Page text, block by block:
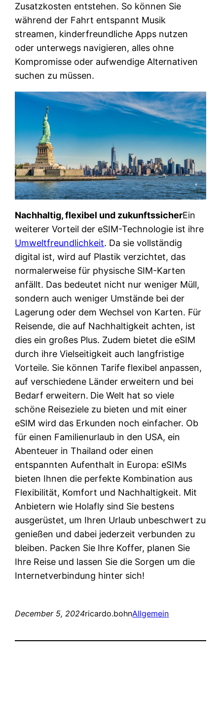
Zusatzkosten entstehen. So können Sie
während der Fahrt entspannt Musik
streamen, kinderfreundliche Apps nutzen
oder unterwegs navigieren, alles ohne
Kompromisse oder aufwendige Alternativen
suchen zu müssen.
Nachhaltig, flexibel und zukunftssicherEin
weiterer Vorteil der eSIM-Technologie ist ihre
Umweltfreundlichkeit. Da sie vollständig
digital ist, wird auf Plastik verzichtet, das
normalerweise für physische SIM-Karten
anfällt. Das bedeutet nicht nur weniger Müll,
sondern auch weniger Umstände bei der
Lagerung oder dem Wechsel von Karten. Für
Reisende, die auf Nachhaltigkeit achten, ist
dies ein großes Plus. Zudem bietet die eSIM
durch ihre Vielseitigkeit auch langfristige
Vorteile. Sie können Tarife flexibel anpassen,
auf verschiedene Länder erweitern und bei
Bedarf erweitern. Die Welt hat so viele
schöne Reiseziele zu bieten und mit einer
eSIM wird das Erkunden noch einfacher. Ob
für einen Familienurlaub in den USA, ein
Abenteuer in Thailand oder einen
entspannten Aufenthalt in Europa: eSIMs
bieten Ihnen die perfekte Kombination aus
Flexibilität, Komfort und Nachhaltigkeit. Mit
Anbietern wie Holafly sind Sie bestens
ausgerüstet, um Ihren Urlaub unbeschwert zu
genießen und dabei jederzeit verbunden zu
bleiben. Packen Sie Ihre Koffer, planen Sie
Ihre Reise und lassen Sie die Sorgen um die
Internetverbindung hinter sich!
December 5, 2024ricardo.bohnAllgemein